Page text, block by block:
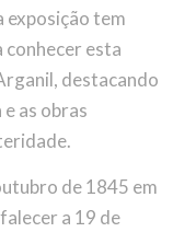
exposição tem
esta
destacando
as obras
de 1845 em
a 19 de